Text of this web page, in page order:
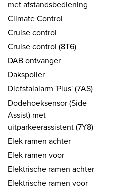
met afstandsbediening
Climate Control
Cruise control
Cruise control (8T6)
DAB ontvanger
Dakspoiler
Diefstalalarm 'Plus' (7AS)
Dodehoeksensor (Side
Assist) met
uitparkeerassistent (7Y8)
Elek ramen achter
Elek ramen voor
Elektrische ramen achter
Elektrische ramen voor